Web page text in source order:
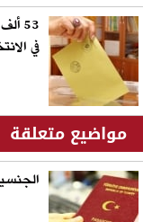
53
في
مواضيع متعلقة